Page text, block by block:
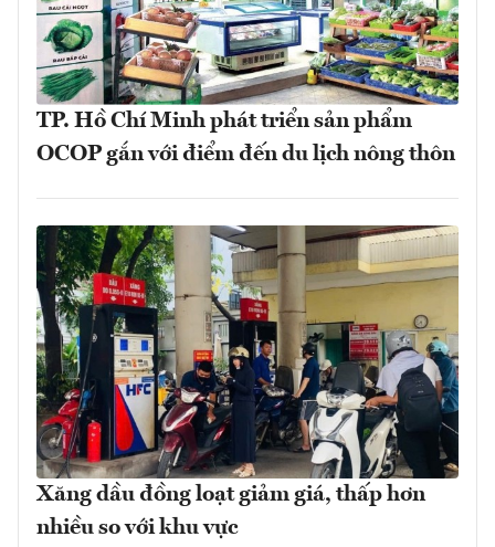
TP. Hồ Chí Minh phát triển sản phẩm
OCOP gắn với điểm đến du lịch nông thôn
Xăng dầu đồng loạt giảm giá, thấp hơn
nhiều so với khu vực